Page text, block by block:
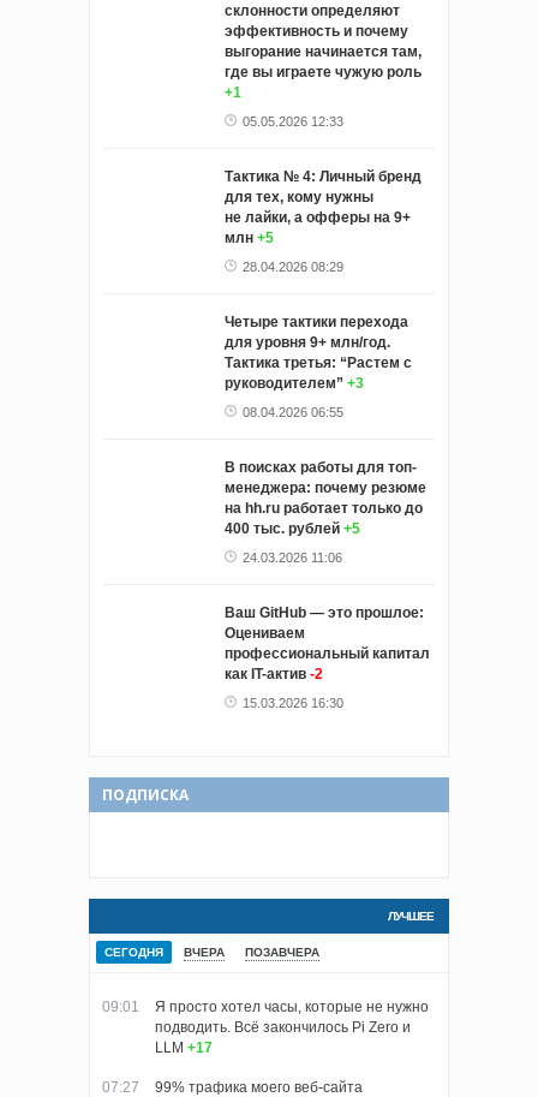
склонности определяют
эффективность и почему
выгорание начинается там,
где вы играете чужую роль
+1
05.05.2026 12:33
Тактика № 4: Личный бренд
для тех, кому нужны
не лайки, а офферы на 9+
млн +5
28.04.2026 08:29
Четыре тактики перехода
для уровня 9+ млн/год.
Тактика третья: “Растем с
руководителем” +3
08.04.2026 06:55
В поисках работы для топ-
менеджера: почему резюме
на hh.ru работает только до
400 тыс. рублей +5
24.03.2026 11:06
Ваш GitHub — это прошлое:
Оцениваем
профессиональный капитал
как IT-актив -2
15.03.2026 16:30
ПОДПИСКА
ЛУЧШЕЕ
СЕГОДНЯ ВЧЕРА ПОЗАВЧЕРА
09:01
Я просто хотел часы, которые не нужно
подводить. Всё закончилось Pi Zero и
LLM +17
07:27
99% трафика моего веб‑сайта